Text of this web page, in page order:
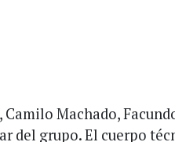
Camilo Machado,
del grupo. El cuerpo